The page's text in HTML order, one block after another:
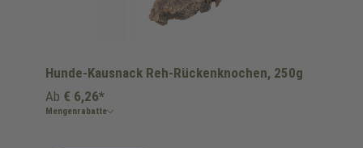
Hunde-Kausnack Reh-Rückenknochen, 250g
Ab € 6,26*
Mengenrabatte